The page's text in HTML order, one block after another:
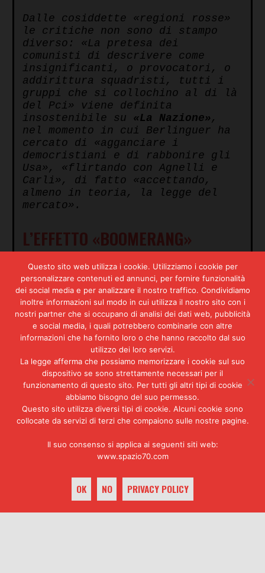
Dalle cosiddette «regioni rosse»
le critiche non sono di stampo
diverso: «La pretesa dei
comunisti di descrivere come
insignificanti, o provocatori, o
addirittura squadristi, tutti i
gruppi che si collochino al di là
del Pci» viene definita
insostenibile su «La Nazione» ,
nel momento in cui Berlinguer ha
cercato di «agganciare i
democristiani e di rabbonire gli
Usa», «flirtando con Agnelli e
Carli», di fatto «accettando,
almeno in teoria, la legge del
mercato».
L’EFFETTO «BOOMERANG»
La «conquista» del camion con il palco
del comizio da parte degli studenti (foto
di Tano D’Amico)
Ancora sul«Giornale»diretto da
Montanelli compare un articolo
stregone», nel quale si critica
aspramente quello che viene
Questo sito web utilizza i cookie. Utilizziamo i cookie per
personalizzare contenuti ed annunci, per fornire funzionalità
dei social media e per analizzare il nostro traffico. Condividiamo
inoltre informazioni sul modo in cui utilizza il nostro sito con i
nostri partner che si occupano di analisi dei dati web, pubblicità
e social media, i quali potrebbero combinarle con altre
informazioni che ha fornito loro o che hanno raccolto dal suo
utilizzo dei loro servizi.
La legge afferma che possiamo memorizzare i cookie sul suo
dispositivo se sono strettamente necessari per il
funzionamento di questo sito. Per tutti gli altri tipi di cookie
abbiamo bisogno del suo permesso.
Questo sito utilizza diversi tipi di cookie. Alcuni cookie sono
collocate da servizi di terzi che compaiono sulle nostre pagine.
Il suo consenso si applica ai seguenti siti web:
www.spazio70.com
OK NO PRIVACY POLICY